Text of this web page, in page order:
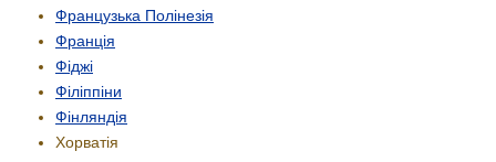
Французька Полінезія
Франція
Фіджі
Філіппіни
Фінляндія
Хорватія